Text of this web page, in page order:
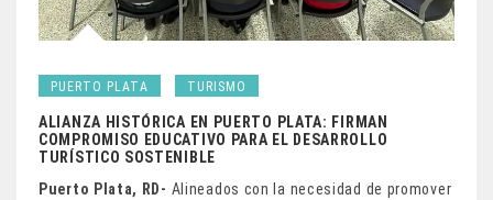
PUERTO PLATA TURISMO
ALIANZA HISTÓRICA EN PUERTO PLATA: FIRMAN
COMPROMISO EDUCATIVO PARA EL DESARROLLO
TURÍSTICO SOSTENIBLE
Puerto Plata, RD- Alineados con la necesidad de promover